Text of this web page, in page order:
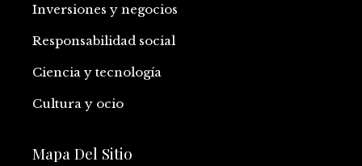
Inversiones y negocios
Responsabilidad social
Ciencia y tecnología
Cultura y ocio
Mapa Del Sitio